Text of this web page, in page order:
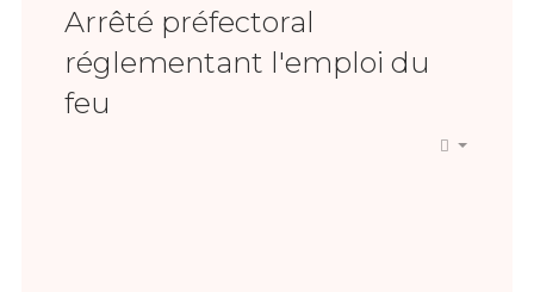
Arrêté préfectoral
réglementant l'emploi du
feu